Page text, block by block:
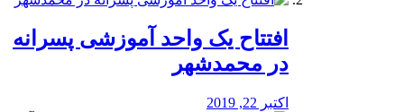
افتتاح یک واحد آموزشی پسرانه
در محمدشهر
اکتبر 22, 2019